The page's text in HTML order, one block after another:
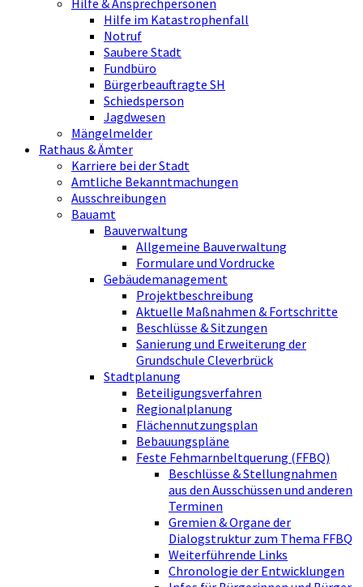
Hilfe im Katastrophenfall
Notruf
Saubere Stadt
Fundbüro
Bürgerbeauftragte SH
Schiedsperson
Jagdwesen
Mängelmelder
Rathaus & Ämter
Karriere bei der Stadt
Amtliche Bekanntmachungen
Ausschreibungen
Bauamt
Bauverwaltung
Allgemeine Bauverwaltung
Formulare und Vordrucke
Gebäudemanagement
Projektbeschreibung
Aktuelle Maßnahmen & Fortschritte
Beschlüsse & Sitzungen
Sanierung und Erweiterung der
Grundschule Cleverbrück
Stadtplanung
Beteiligungsverfahren
Regionalplanung
Flächennutzungsplan
Bebauungspläne
Feste Fehmarnbeltquerung (FFBQ)
Beschlüsse & Stellungnahmen
aus den Ausschüssen und anderen
Terminen
Gremien & Organe der
Dialogstruktur zum Thema FFBQ
Weiterführende Links
Chronologie der Entwicklungen